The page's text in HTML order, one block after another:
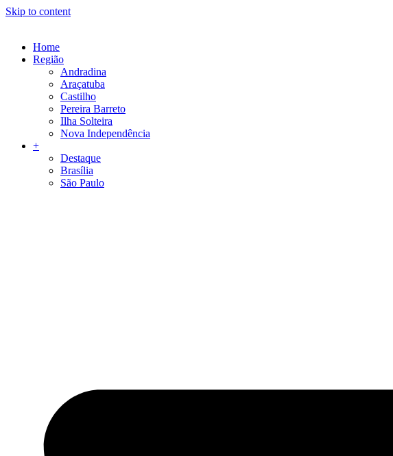
Skip to content
Home
Região
Andradina
Araçatuba
Castilho
Pereira Barreto
Ilha Solteira
Nova Independência
+
Destaque
Brasília
São Paulo